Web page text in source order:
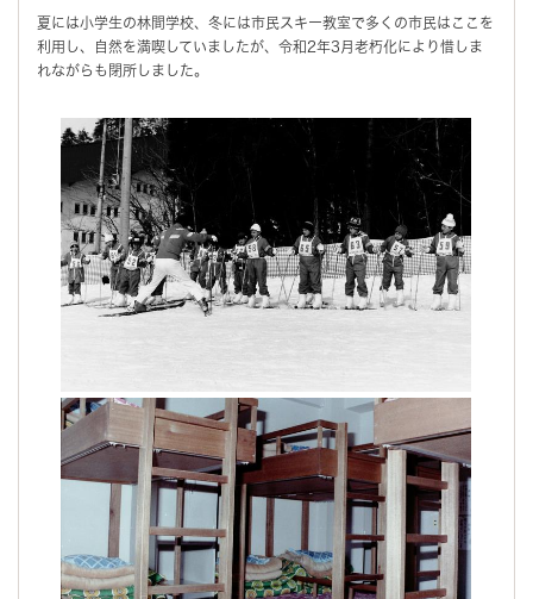
夏には小学生の林間学校、冬には市民スキー教室で多くの市民はここを
利用し、自然を満喫していましたが、令和2年3月老朽化により惜しま
れながらも閉所しました。